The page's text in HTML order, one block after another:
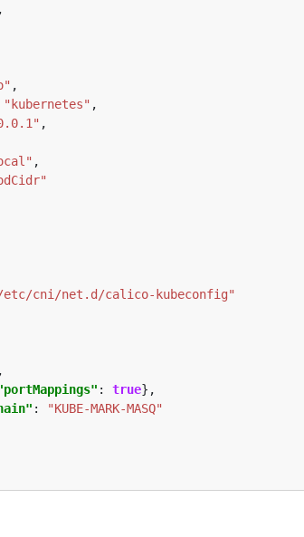
"kubernetes"
cni/net.d/calico-kubeconfig"
: true
:
"KUBE-MARK-MASQ"